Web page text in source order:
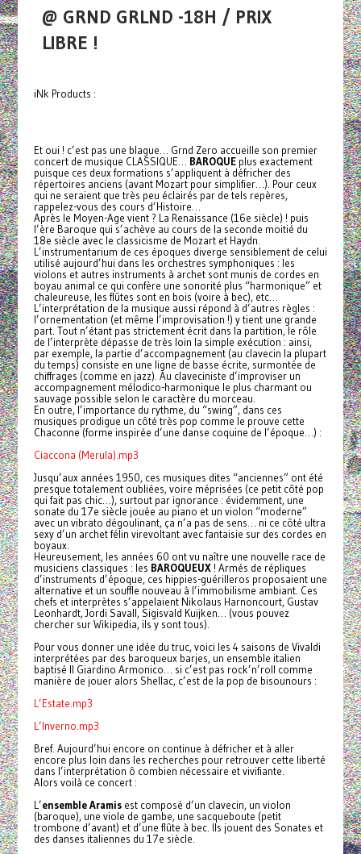
@ GRND GRLND -18H / PRIX
LIBRE !
iNk Products :
Et oui ! c’est pas une blague… Grnd Zero accueille son premier
concert de musique CLASSIQUE… BAROQUEplus exactement
puisque ces deux formations s’appliquent à défricher des
répertoires anciens (avant Mozart pour simplifier…). Pour ceux
qui ne seraient que très peu éclairés par de tels repères,
rappelez-vous des cours d’Histoire…
Après le Moyen-Age vient ? La Renaissance (16e siècle) ! puis
l’ère Baroque qui s’achève au cours de la seconde moitié du
18e siècle avec le classicisme de Mozart et Haydn.
L’instrumentarium de ces époques diverge sensiblement de celui
utilisé aujourd’hui dans les orchestres symphoniques : les
violons et autres instruments à archet sont munis de cordes en
boyau animal ce qui confère une sonorité plus “harmonique” et
chaleureuse, les flûtes sont en bois (voire à bec), etc…
L’interprétation de la musique aussi répond à d’autres règles :
l’ornementation (et même l’improvisation !) y tient une grande
part. Tout n’étant pas strictement écrit dans la partition, le rôle
de l’interprète dépasse de très loin la simple exécution : ainsi,
par exemple, la partie d’accompagnement (au clavecin la plupart
du temps) consiste en une ligne de basse écrite, surmontée de
chiffrages (comme en jazz). Au claveciniste d’improviser un
accompagnement mélodico-harmonique le plus charmant ou
sauvage possible selon le caractère du morceau.
En outre, l’importance du rythme, du “swing”, dans ces
musiques prodigue un côté très pop comme le prouve cette
Chaconne (forme inspirée d’une danse coquine de l’époque…) :
Ciaccona (Merula).mp3
Jusqu’aux années 1950, ces musiques dites “anciennes” ont été
presque totalement oubliées, voire méprisées (ce petit côté pop
qui fait pas chic…), surtout par ignorance : évidemment, une
sonate du 17e siècle jouée au piano et un violon “moderne”
avec un vibrato dégoulinant, ça n’a pas de sens… ni ce côté ultra
sexy d’un archet félin virevoltant avec fantaisie sur des cordes en
boyaux.
Heureusement, les années 60 ont vu naître une nouvelle race de
musiciens classiques : les BAROQUEUX! Armés de répliques
d’instruments d’époque, ces hippies-guérilleros proposaient une
alternative et un souffle nouveau à l’immobilisme ambiant. Ces
chefs et interprètes s’appelaient Nikolaus Harnoncourt, Gustav
Leonhardt, Jordi Savall, Sigisvald Kuijken… (vous pouvez
chercher sur Wikipedia, ils y sont tous).
Pour vous donner une idée du truc, voici les 4 saisons de Vivaldi
interprétées par des baroqueux barjes, un ensemble italien
baptisé Il Giardino Armonico… si c’est pas rock’n’roll comme
manière de jouer alors Shellac, c’est de la pop de bisounours :
L’Estate.mp3
L’Inverno.mp3
Bref. Aujourd’hui encore on continue à défricher et à aller
encore plus loin dans les recherches pour retrouver cette liberté
dans l’interprétation ô combien nécessaire et vivifiante.
Alors voilà ce concert :
L’ensemble Aramisest composé d’un clavecin, un violon
(baroque), une viole de gambe, une sacqueboute (petit
trombone d’avant) et d’une flûte à bec. Ils jouent des Sonates et
des danses italiennes du 17e siècle.